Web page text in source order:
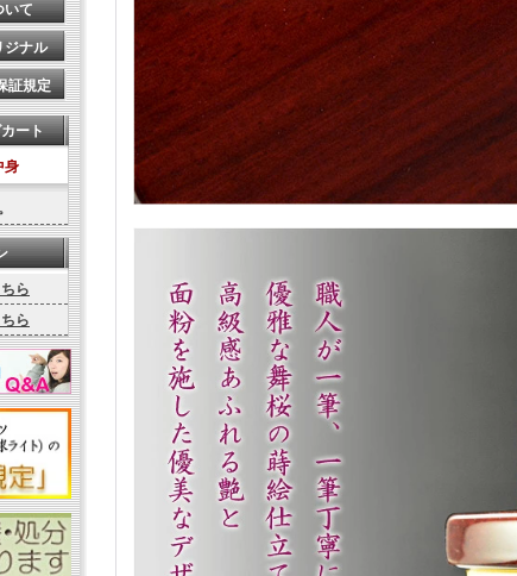
いて
ジナル
証規定
ート
身
ら
ら